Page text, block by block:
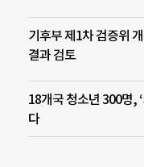
기후부 제1차 검증위
결과 검토
18개국 청소년 300명,
다